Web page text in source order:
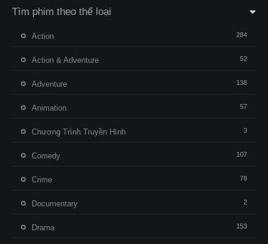
Tìm phim theo thể loại
Action 284
Action & Adventure 52
Adventure 138
Animation 57
Chương Trình Truyền Hình 3
Comedy 107
Crime 78
Documentary 2
Drama 153